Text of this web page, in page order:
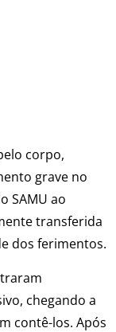
corpo,
grave no
SAMU ao
transferida
dos ferimentos.
chegando a
contê-los. Após